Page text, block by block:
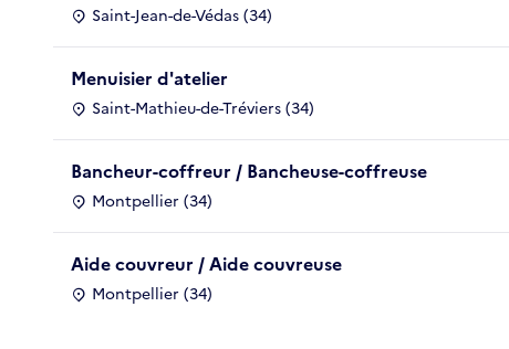
Saint-Jean-de-Védas (34)
Menuisier d'atelier
Saint-Mathieu-de-Tréviers (34)
Bancheur-coffreur / Bancheuse-coffreuse
Montpellier (34)
Aide couvreur / Aide couvreuse
Montpellier (34)